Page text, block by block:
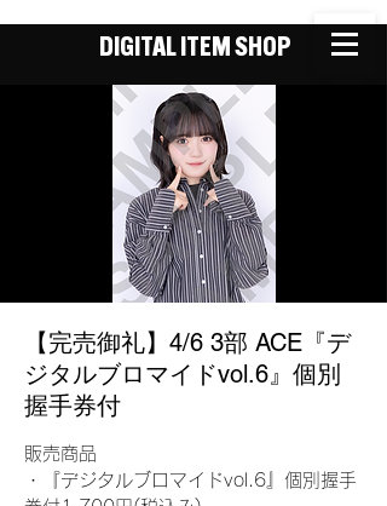
DIGITAL ITEM SHOP
【完売御礼】4/6 3部 ACE『デ
ジタルブロマイドvol.6』個別
握手券付
販売商品
・『デジタルブロマイドvol.6』個別握手